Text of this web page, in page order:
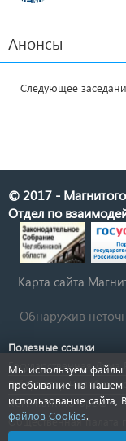
Анонсы
Следующее
© 2017 -
Отдел по
Карта сайта
Обнаружив
Полезные ссылки
Государственная Дума
Губернатор
КСП Магнитогорска
Общественная палата
Мы используем файлы
пребывание на нашем
использование сайта,
файлов Cookies.